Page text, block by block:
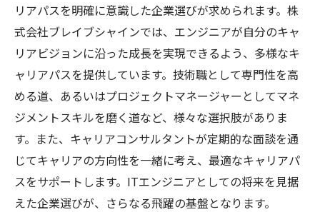
リアパスを明確に意識した企業選びが求められます。株
式会社ブレイブシャインでは、エンジニアが自分のキャ
リアビジョンに沿った成長を実現できるよう、多様なキ
ャリアパスを提供しています。技術職として専門性を高
める道、あるいはプロジェクトマネージャーとしてマネ
ジメントスキルを磨く道など、様々な選択肢がありま
す。また、キャリアコンサルタントが定期的な面談を通
じてキャリアの方向性を一緒に考え、最適なキャリアパ
スをサポートします。ITエンジニアとしての将来を見据
えた企業選びが、さらなる飛躍の基盤となります。